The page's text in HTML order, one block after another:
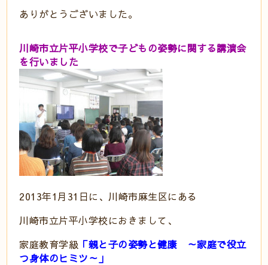
ありがとうございました。
川崎市立片平小学校で子どもの姿勢に関する講演会
を行いました
2013年1月31日に、川崎市麻生区にある
川崎市立片平小学校におきまして、
家庭教育学級 「親と子の姿勢と健康 ～家庭で役立
つ身体のヒミツ～」